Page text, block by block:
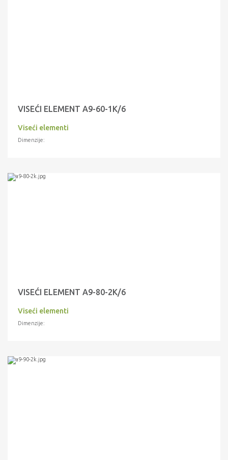
VISEĆI ELEMENT A9-60-1K/6
Viseći elementi
Dimenzije:
VISEĆI ELEMENT A9-80-2K/6
Viseći elementi
Dimenzije: